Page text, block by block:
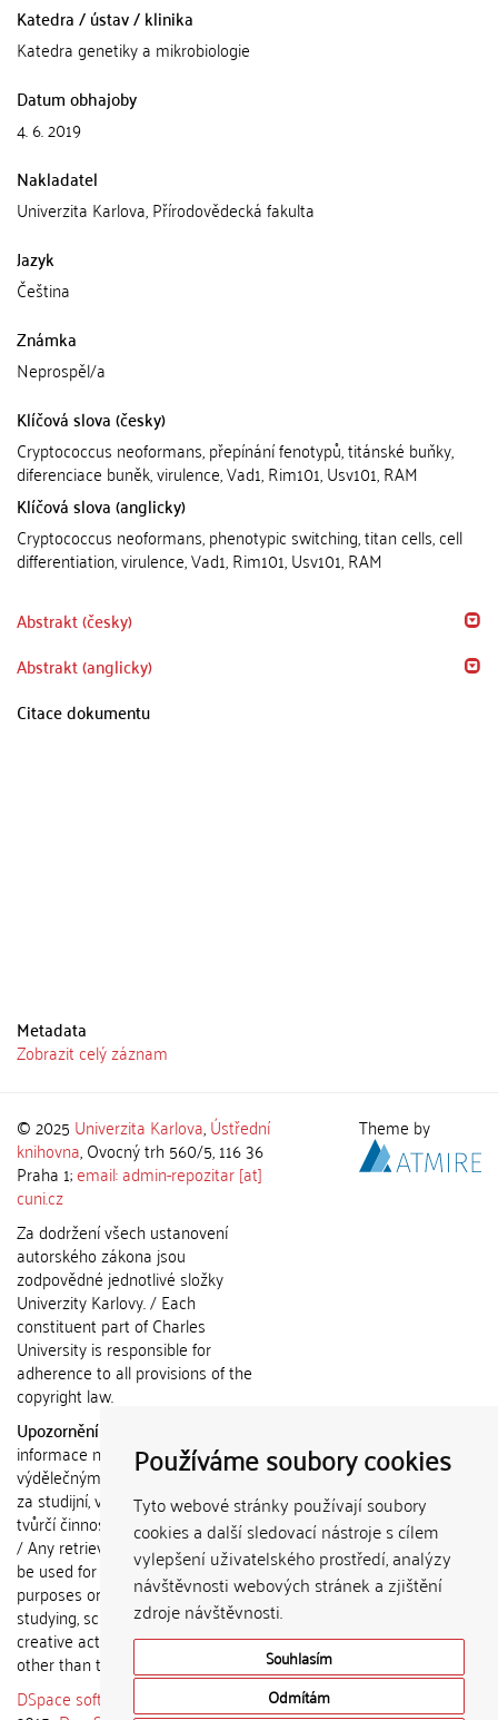
Používáme soubory cookies
Tyto webové stránky používají soubory
cookies a další sledovací nástroje s cílem
vylepšení uživatelského prostředí, analýzy
návštěvnosti webových stránek a zjištění
zdroje návštěvnosti.
Souhlasím
Odmítám
Katedra / ústav / klinika
Katedra genetiky a mikrobiologie
Datum obhajoby
4. 6. 2019
Nakladatel
Univerzita Karlova, Přírodovědecká fakulta
Jazyk
Čeština
Známka
Neprospěl/a
Klíčová slova (česky)
Cryptococcus neoformans, přepínání fenotypů, titánské buňky,
diferenciace buněk, virulence, Vad1, Rim101, Usv101, RAM
Klíčová slova (anglicky)
Cryptococcus neoformans, phenotypic switching, titan cells, cell
differentiation, virulence, Vad1, Rim101, Usv101, RAM
Abstrakt (česky)
Abstrakt (anglicky)
Citace dokumentu
Metadata
Zobrazit celý záznam
© 2025 Univerzita Karlova,Ústřední
knihovna, Ovocný trh 560/5, 116 36
Praha 1;email: admin-repozitar [at]
cuni.cz
Za dodržení všech ustanovení
autorského zákona jsou
zodpovědné jednotlivé složky
Univerzity Karlovy. / Each
constituent part of Charles
University is responsible for
adherence to all provisions of the
copyright law.
Upozornění / Notice:
informace nemohou být použity k
výdělečným účelům nebo vydávány
za studijní, vědeckou nebo jinou
tvůrčí činnost jiné osoby než autora.
/ Any retrieved information shall not
be used for any commercial
purposes or claimed as results of
studying, scientific or any other
creative activities of any person
other than the author.
DSpace software
copyright © 2002-
Theme by